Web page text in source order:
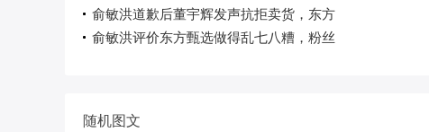
俞敏洪道歉后董宇辉发声抗拒卖货，东方
俞敏洪评价东方甄选做得乱七八糟，粉丝
随机图文